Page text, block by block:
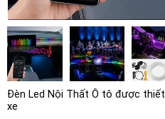
Đèn Led Nội Thất Ô tô được
xe